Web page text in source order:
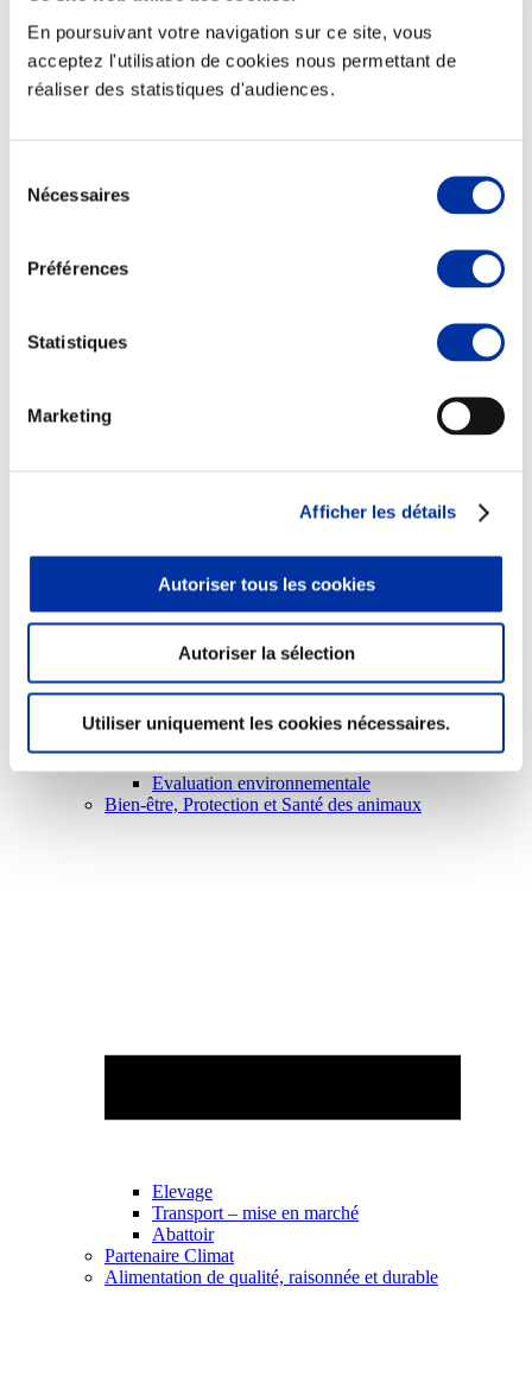
En poursuivant votre navigation sur ce site, vous
acceptez l'utilisation de cookies nous permettant de
réaliser des statistiques d'audiences.
Nécessaires
Préférences
Statistiques
Marketing
Afficher les détails
Autoriser tous les cookies
Autoriser la sélection
Utiliser uniquement les cookies nécessaires.
Viande et climat
Valorisation de l’herbe
Autonomie des élevages
Qualité air, eau, sols
Evaluation environnementale
Bien-être, Protection et Santé des animaux
Elevage
Transport – mise en marché
Abattoir
Partenaire Climat
Alimentation de qualité, raisonnée et durable